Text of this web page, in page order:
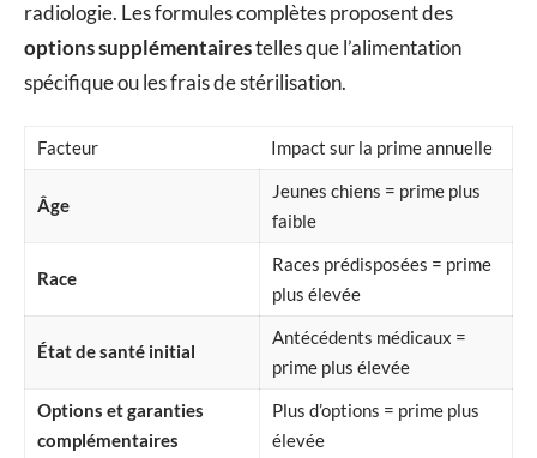
radiologie. Les formules complètes proposent des
options supplémentairestelles que l’alimentation
spécifique ou les frais de stérilisation.
Facteur Impact sur la prime annuelle
Âge
Jeunes chiens = prime plus
faible
Race
Races prédisposées = prime
plus élevée
État de santé initial
Antécédents médicaux =
prime plus élevée
Options et garanties
complémentaires
Plus d’options = prime plus
élevée